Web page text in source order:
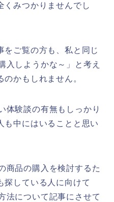
くみつかりませんでし
をご覧の方も、私と同じ
入しようかな～」と考え
かもしれません。
体験談の有無もしっかり
も中にはいることと思い
商品の購入を検討するた
探している人に向けて
法について記事にさせて